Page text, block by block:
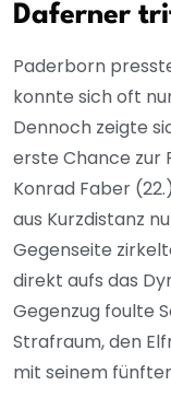
Daferner
Paderborn
konnte sich oft
Dennoch zeigte
erste Chance zur
Konrad Faber
aus Kurzdistanz
Gegenseite
direkt aufs das
Gegenzug foulte
Strafraum, den
mit seinem